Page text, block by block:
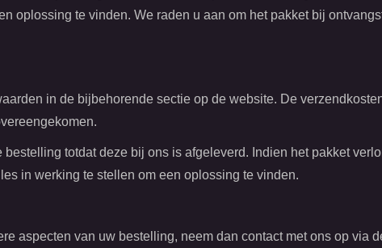
oplossing te vinden. We raden u aan om het pakket bij
in de bijbehorende sectie op de website. De
totdat deze bij ons is afgeleverd. Indien het pakket
in werking te stellen om een oplossing te vinden.
aspecten van uw bestelling, neem dan contact met ons op via